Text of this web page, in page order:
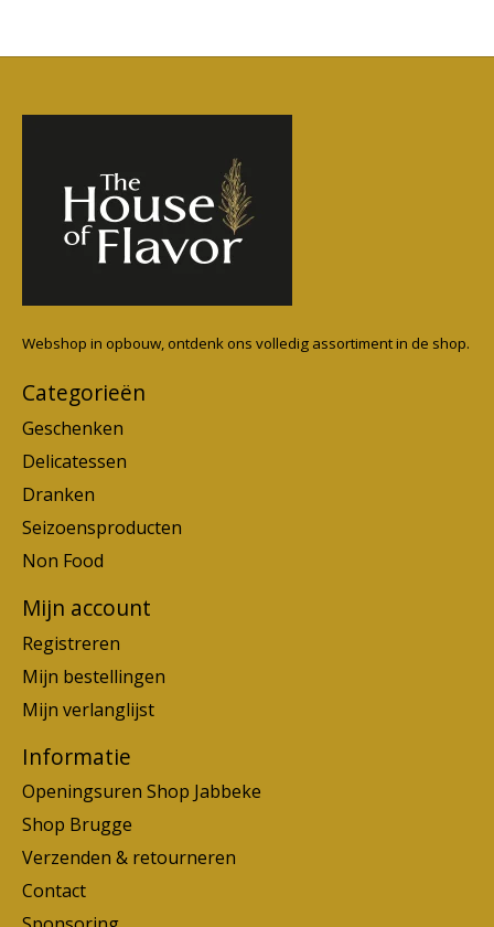
Webshop in opbouw, ontdenk ons volledig assortiment in de shop.
Categorieën
Geschenken
Delicatessen
Dranken
Seizoensproducten
Non Food
Mijn account
Registreren
Mijn bestellingen
Mijn verlanglijst
Informatie
Openingsuren Shop Jabbeke
Shop Brugge
Verzenden & retourneren
Contact